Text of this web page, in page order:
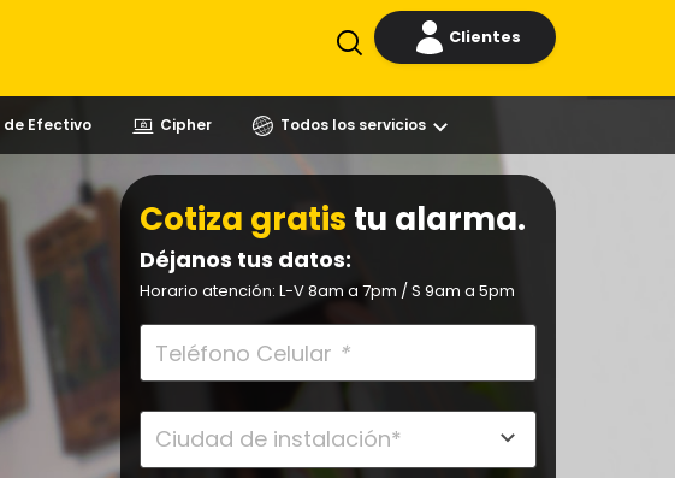
Clientes
de Efectivo Cipher Todos los servicios
Cotiza gratis tu alarma.
Déjanos tus datos:
Horario atención: L-V 8am a 7pm / S 9am a 5pm
Teléfono Celular *